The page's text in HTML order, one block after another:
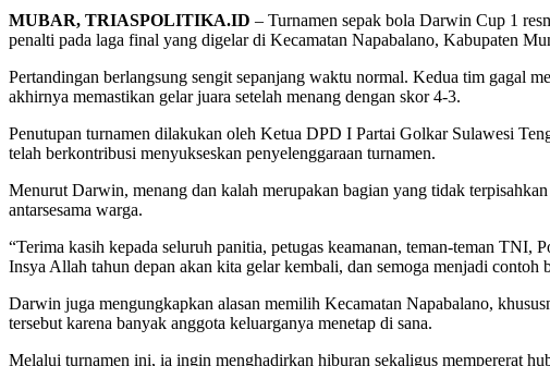
MUBAR, TRIASPOLITIKA.ID – Turnamen sepak bola Darwin Cup 1
penalti pada laga final yang digelar di Kecamatan Napabalano, Kabupaten
Pertandingan berlangsung sengit sepanjang waktu normal. Kedua tim gagal
akhirnya memastikan gelar juara setelah menang dengan skor 4-3.
Penutupan turnamen dilakukan oleh Ketua DPD I Partai Golkar Sulawesi
telah berkontribusi menyukseskan penyelenggaraan turnamen.
Menurut Darwin, menang dan kalah merupakan bagian yang tidak
antarsesama warga.
“Terima kasih kepada seluruh panitia, petugas keamanan, teman-teman
Insya Allah tahun depan akan kita gelar kembali, dan semoga menjadi
Darwin juga mengungkapkan alasan memilih Kecamatan Napabalano,
tersebut karena banyak anggota keluarganya menetap di sana.
Melalui turnamen ini, ia ingin menghadirkan hiburan sekaligus mempererat